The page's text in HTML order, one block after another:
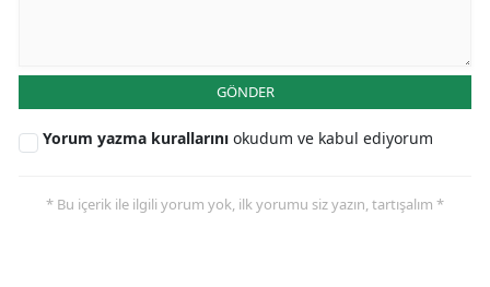
GÖNDER
Yorum yazma kurallarını okudum ve kabul ediyorum
* Bu içerik ile ilgili yorum yok, ilk yorumu siz yazın, tartışalım *